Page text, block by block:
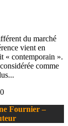
du marché
vient en
« contemporain ».
comme
Fournier –